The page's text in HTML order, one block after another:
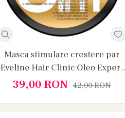
Masca stimulare crestere par
Eveline Hair Clinic Oleo Expert
Fast Growth 8 in 1
39,00 RON 42,00RON